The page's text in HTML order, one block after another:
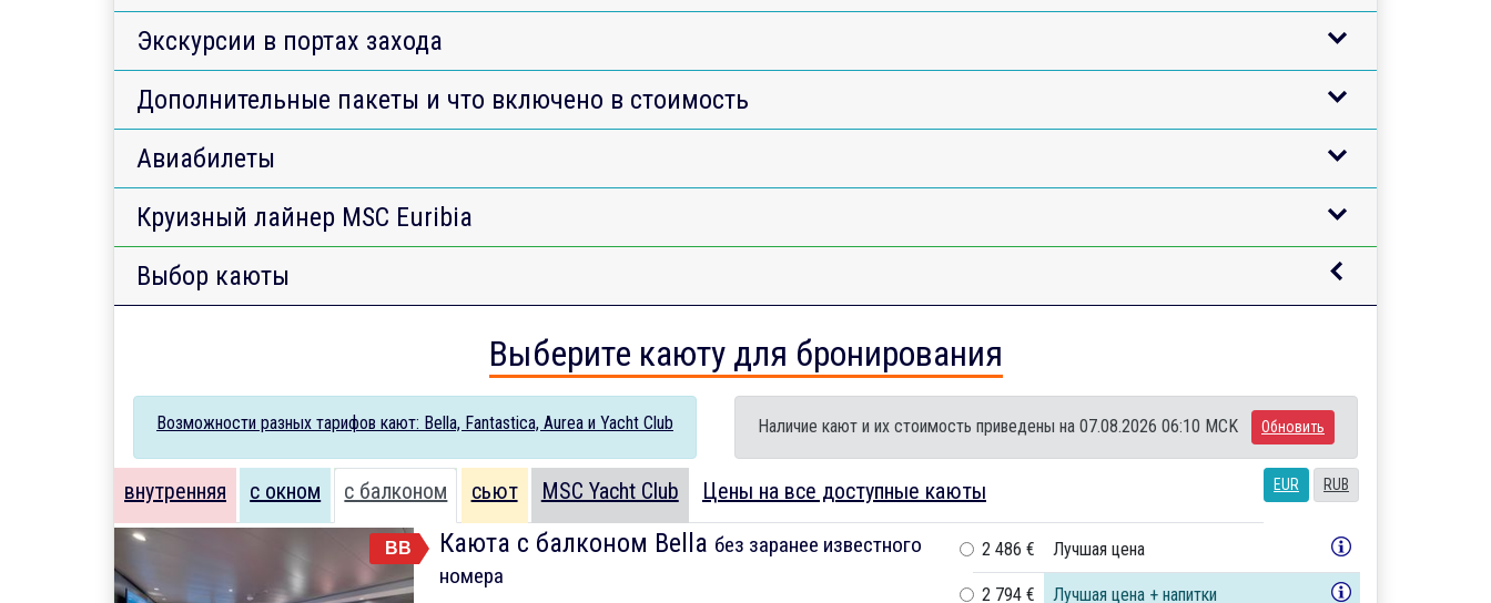
Экскурсии в портах захода
Дополнительные пакеты и что включено в стоимость
Авиабилеты
Круизный лайнер MSC Euribia
Выбор каюты
Выберите каюту для бронирования
Возможности разных тарифов кают: Bella, Fantastica, Aurea и Yacht Club Наличие кают и их стоимость приведены на 07.08.2026 06:10 MCK Обновить
EUR RUB
внутренняя с окном с балконом сьют MSC Yacht Club Цены на все доступные каюты
BB Каюта с балконом Bella без заранее известного
номера
2 486 € Лучшая цена
2 794 € Лучшая цена + напитки